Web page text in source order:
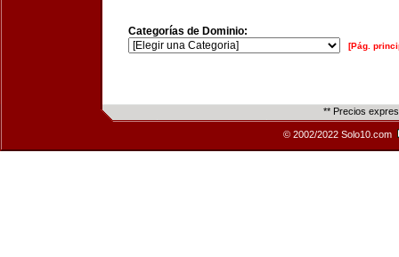
Categorías de Dominio:
[Pág.
** Precios
© 2002/2022 Solo10.com